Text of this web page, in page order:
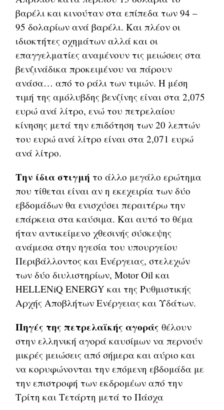
βαρέλι και κινούταν στα επίπεδα των 94 –
95 δολαρίων ανά βαρέλι. Και πλέον οι
ιδιοκτήτες οχημάτων αλλά και οι
επαγγελματίες αναμένουν τις μειώσεις στα
βενζινάδικα προκειμένου να πάρουν
ανάσα… από το ράλι των τιμών. Η μέση
τιμή της αμόλυβδης βενζίνης είναι στα 2,075
ευρώ ανά λίτρο, ενώ του πετρελαίου
κίνησης μετά την επιδότηση των 20 λεπτών
του ευρώ ανά λίτρο είναι στα 2,071 ευρώ
ανά λίτρο.
Την ίδια στιγμή το άλλο μεγάλο ερώτημα
που τίθεται είναι αν η εκεχειρία των δύο
εβδομάδων θα ενισχύσει περαιτέρω την
επάρκεια στα καύσιμα. Και αυτό το θέμα
ήταν αντικείμενο χθεσινής σύσκεψης
ανάμεσα στην ηγεσία του υπουργείου
Περιβάλλοντος και Ενέργειας, στελεχών
των δύο διυλιστηρίων, Motor Oil και
HELLENiQ ENERGY και της Ρυθμιστικής
Αρχής Αποβλήτων Ενέργειας και Υδάτων.
Πηγές της πετρελαϊκής αγοράς θέλουν
στην ελληνική αγορά καυσίμων να περνούν
μικρές μειώσεις από σήμερα και αύριο και
να κορυφώνονται την επόμενη εβδομάδα με
την επιστροφή των εκδρομέων από την
Τρίτη και Τετάρτη μετά το Πάσχα